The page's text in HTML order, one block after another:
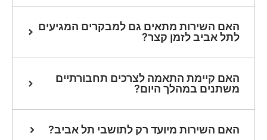
האם השירות מתאים גם למבקרים המגיעים
לתל אביב לזמן קצר?
האם קיימת התאמה לצרכים תחבורתיים
משתנים במהלך היום?
האם השירות מיועד רק לתושבי תל אביב?